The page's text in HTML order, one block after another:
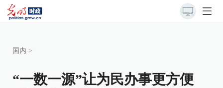
国内 >
“一数一源”让为民办事更方便